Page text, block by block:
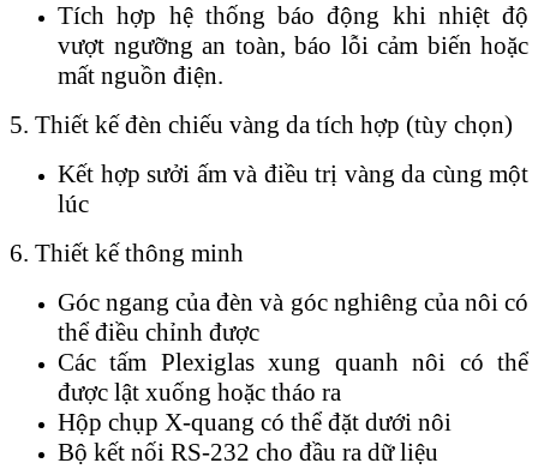
Tích hợp hệ thống báo động khi nhiệt độ
vượt ngưỡng an toàn, báo lỗi cảm biến hoặc
mất nguồn điện.
5. Thiết kế đèn chiếu vàng da tích hợp (tùy chọn)
Kết hợp sưởi ấm và điều trị vàng da cùng một
lúc
6. Thiết kế thông minh
Góc ngang của đèn và góc nghiêng của nôi có
thể điều chỉnh được
Các tấm Plexiglas xung quanh nôi có thể
được lật xuống hoặc tháo ra
Hộp chụp X-quang có thể đặt dưới nôi
Bộ kết nối RS-232 cho đầu ra dữ liệu